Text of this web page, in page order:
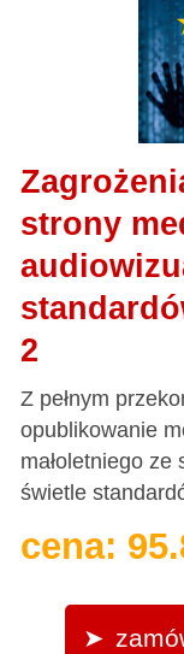
strony
2
Z pełnym
opublikowanie
małoletniego
świetle
cena: